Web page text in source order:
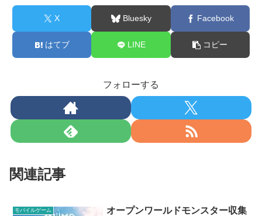
X Bluesky Facebook
はてブ LINE コピー
フォローする
関連記事
モバイルゲーム
オープンワールドモンスター収集